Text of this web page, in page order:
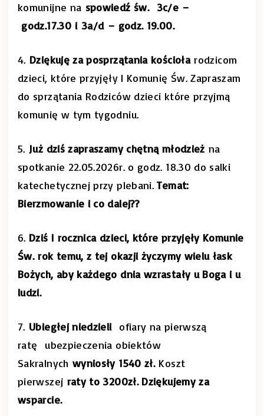
komunijne na spowiedź św. 3c/e –
godz.17.30 i 3a/d – godz. 19.00.
4. Dziękuję za posprzątania kościołarodzicom
dzieci, które przyjęły I Komunię Św. Zapraszam
do sprzątania Rodziców dzieci które przyjmą
komunię w tym tygodniu.
5. Już dziś zapraszamy chętną młodzieżna
spotkanie 22.05.2026r. o godz. 18.30 do salki
katechetycznej przy plebani.Temat:
Bierzmowanie i co dalej??
6. Dziś I rocznica dzieci, które przyjęły Komunie
Św. rok temu, z tej okazji życzymy wielu łask
Bożych, aby każdego dnia wzrastały u Boga i u
ludzi.
7. Ubiegłej niedzieli ofiary na pierwszą
ratę ubezpieczenia obiektów
Sakralnych wyniosły 1540 zł.Koszt
pierwszej raty to 3200zł. Dziękujemy za
wsparcie.